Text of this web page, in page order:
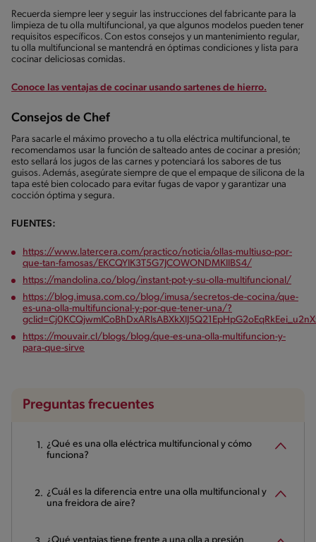
Recuerda siempre leer y seguir las instrucciones del fabricante para la
limpieza de tu olla multifuncional, ya que algunos modelos pueden tener
requisitos específicos. Con estos consejos y un mantenimiento regular,
tu olla multifuncional se mantendrá en óptimas condiciones y lista para
cocinar deliciosas comidas.
Conoce las ventajas de cocinar usando sartenes de hierro.
Consejos de Chef
Para sacarle el máximo provecho a tu olla eléctrica multifuncional, te
recomendamos usar la función de salteado antes de cocinar a presión;
esto sellará los jugos de las carnes y potenciará los sabores de tus
guisos. Además, asegúrate siempre de que el empaque de silicona de la
tapa esté bien colocado para evitar fugas de vapor y garantizar una
cocción óptima y segura.
FUENTES:
https://www.latercera.com/practico/noticia/ollas-multiuso-por-
que-tan-famosas/EKCQYIK3T5G7JCOWONDMKIIBS4/
https://mandolina.co/blog/instant-pot-y-su-olla-multifuncional/
https://blog.imusa.com.co/blog/imusa/secretos-de-cocina/que-
es-una-olla-multifuncional-y-por-que-tener-una/?
https://mouvair.cl/blogs/blog/que-es-una-olla-multifuncion-y-
para-que-sirve
Preguntas frecuentes
¿Qué es una olla eléctrica multifuncional y cómo
funciona?
¿Cuál es la diferencia entre una olla multifuncional y
una freidora de aire?